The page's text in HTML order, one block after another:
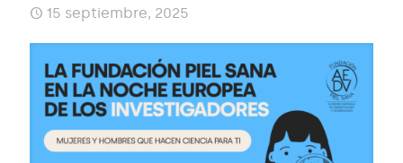
15 septiembre, 2025